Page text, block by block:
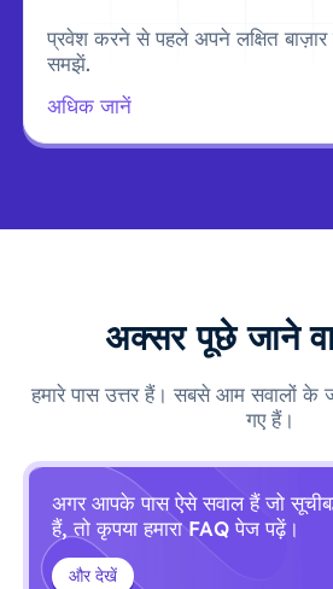
प्रवेश करने से पहले अपने लक्षित
समझें.
अधिक जानें
अक्सर पूछे जाने
हमारे पास उत्तर हैं। सबसे आम सवालों के
गए हैं।
अगर आपके पास ऐसे सवाल हैं जो
हैं, तो कृपया हमारा FAQ पेज पढ़ें।
और देखें